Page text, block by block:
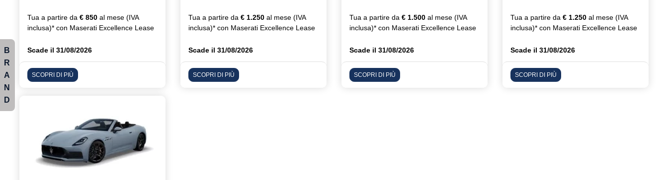
Tua a partire da € 850 al mese (IVA
inclusa)* con Maserati Excellence Lease
Scade il 31/08/2026
SCOPRI DI PIÙ
Tua a partire da € 1.250 al mese (IVA
inclusa)* con Maserati Excellence Lease
Scade il 31/08/2026
SCOPRI DI PIÙ
Tua a partire da € 1.500 al mese (IVA
inclusa)* con Maserati Excellence Lease
Scade il 31/08/2026
SCOPRI DI PIÙ
Tua a partire da € 1.250 al mese (IVA
inclusa)* con Maserati Excellence Lease
Scade il 31/08/2026
SCOPRI DI PIÙ
B
R
A
N
D